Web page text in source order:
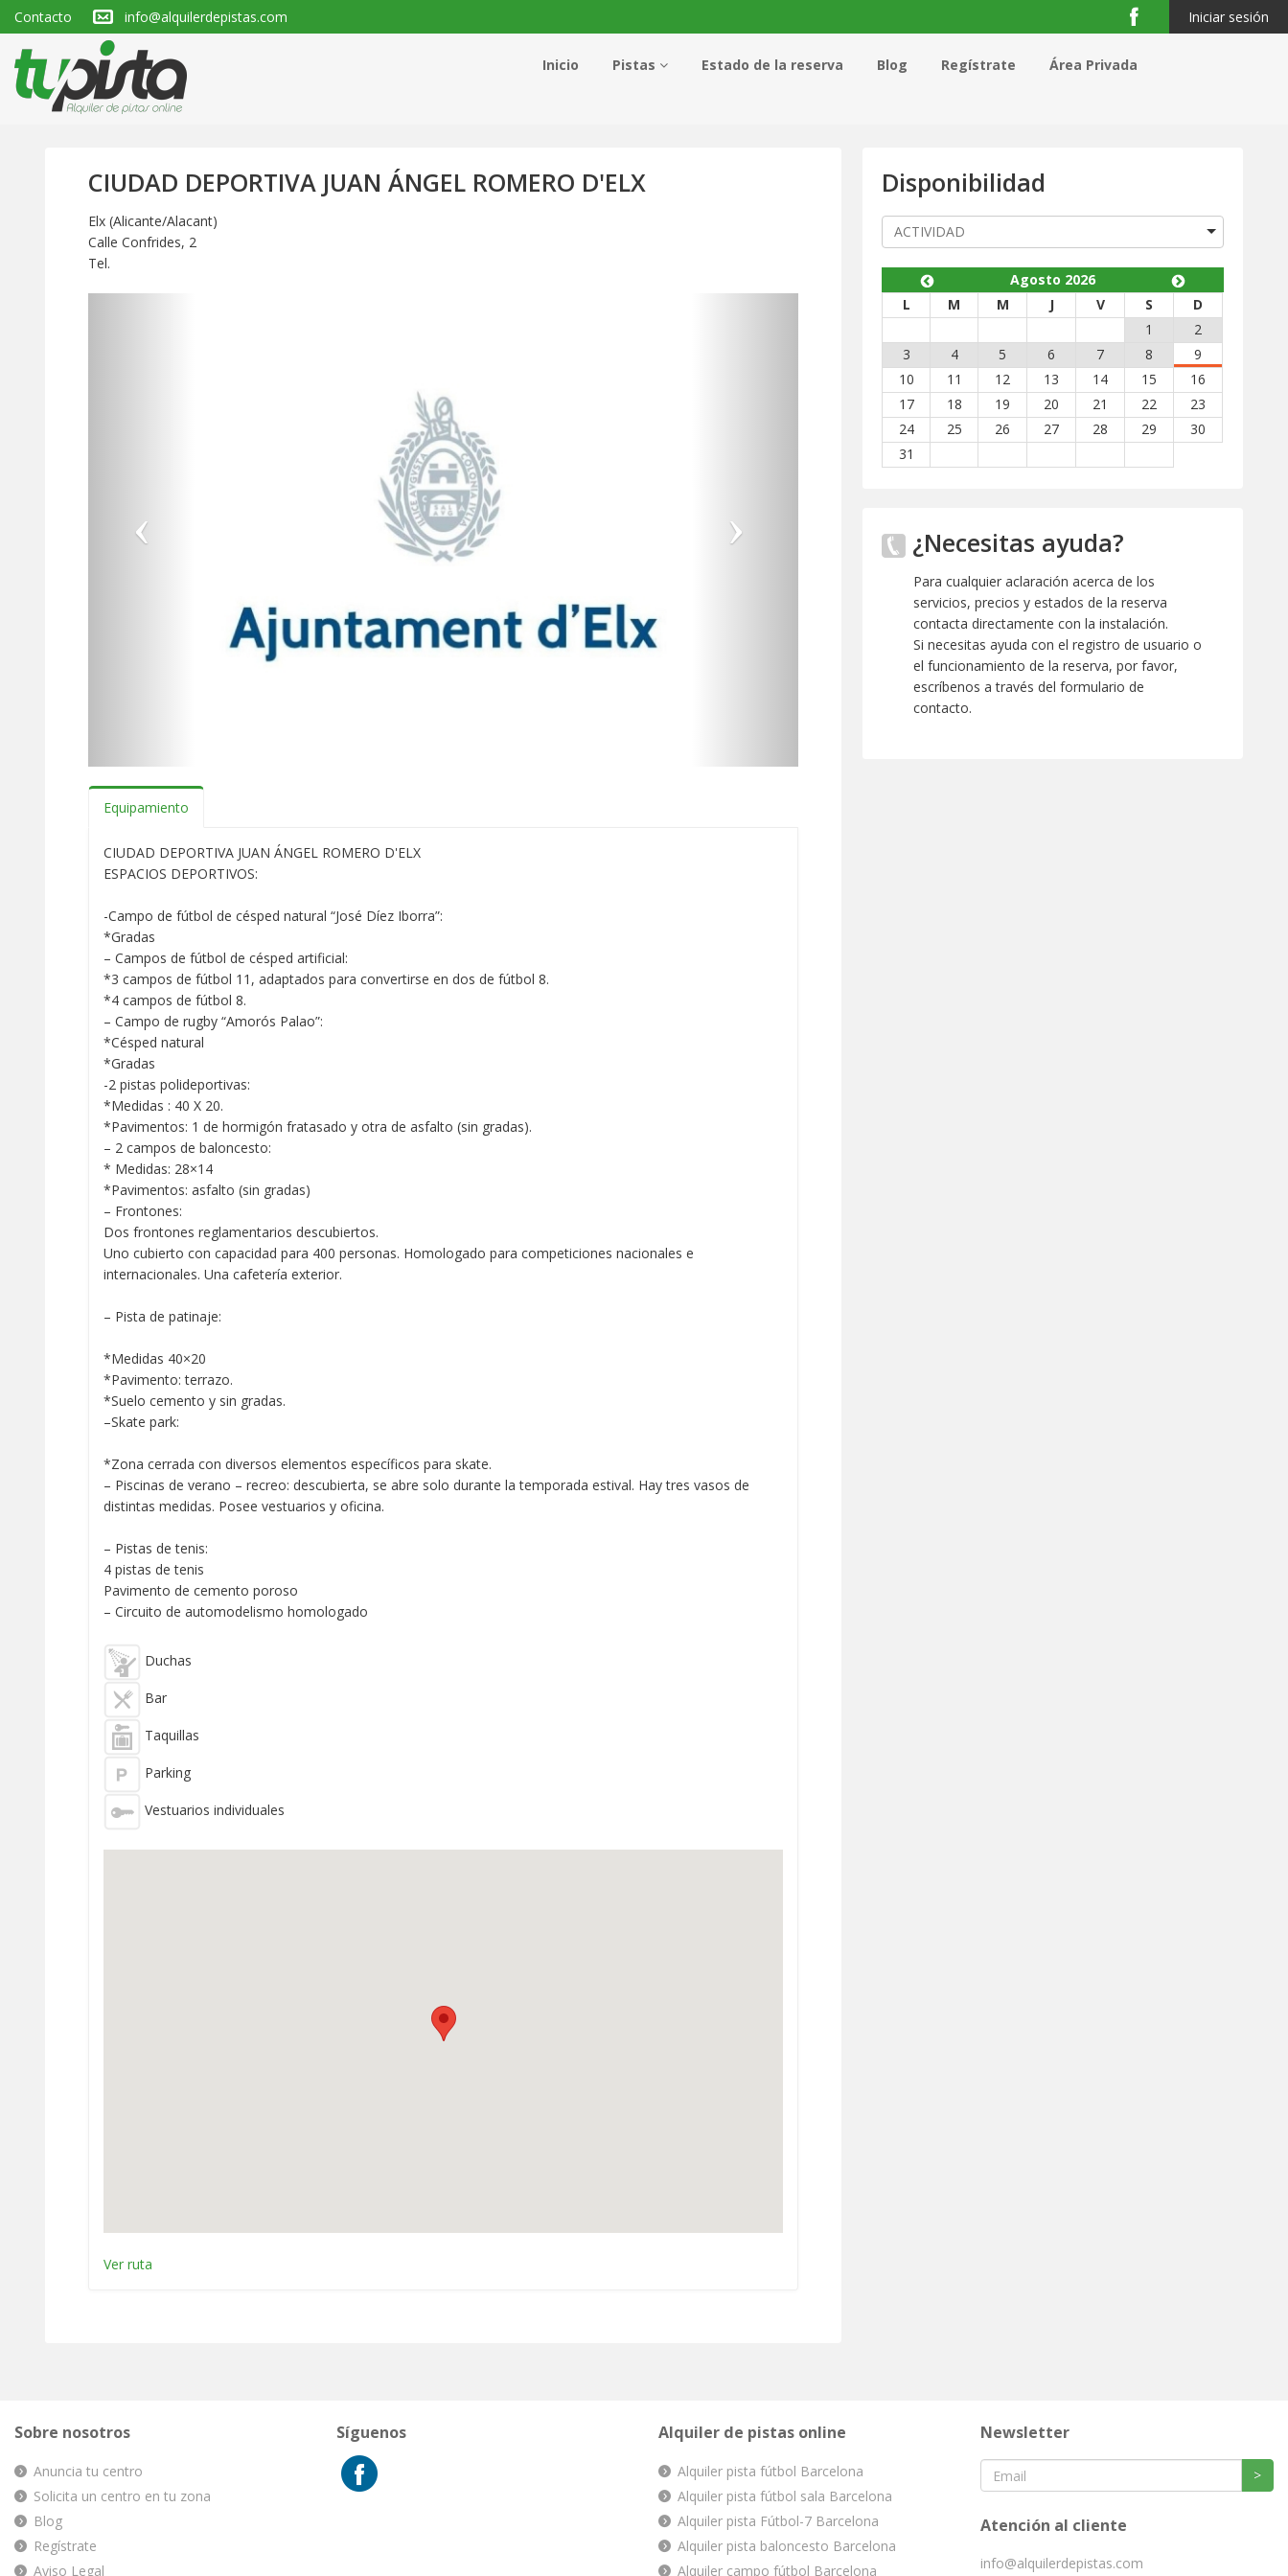
Contacto info@alquilerdepistas.com Iniciar sesión
Inicio Pistas Estado de la reserva Blog Regístrate Área Privada
CIUDAD DEPORTIVA JUAN ÁNGEL ROMERO D'ELX
Elx (Alicante/Alacant)
Calle Confrides, 2
Tel.
Equipamiento
CIUDAD DEPORTIVA JUAN ÁNGEL ROMERO D'ELX
ESPACIOS DEPORTIVOS:
-Campo de fútbol de césped natural “José Díez Iborra”:
*Gradas
– Campos de fútbol de césped artificial:
*3 campos de fútbol 11, adaptados para convertirse en dos de fútbol 8.
*4 campos de fútbol 8.
– Campo de rugby “Amorós Palao”:
*Césped natural
*Gradas
-2 pistas polideportivas:
*Medidas : 40 X 20.
*Pavimentos: 1 de hormigón fratasado y otra de asfalto (sin gradas).
– 2 campos de baloncesto:
* Medidas: 28×14
*Pavimentos: asfalto (sin gradas)
– Frontones:
Dos frontones reglamentarios descubiertos.
Uno cubierto con capacidad para 400 personas. Homologado para competiciones nacionales e
internacionales. Una cafetería exterior.
– Pista de patinaje:
*Medidas 40×20
*Pavimento: terrazo.
*Suelo cemento y sin gradas.
–Skate park:
*Zona cerrada con diversos elementos específicos para skate.
– Piscinas de verano – recreo: descubierta, se abre solo durante la temporada estival. Hay tres vasos de
distintas medidas. Posee vestuarios y oficina.
– Pistas de tenis:
4 pistas de tenis
Pavimento de cemento poroso
– Circuito de automodelismo homologado
Duchas
Bar
Taquillas
Parking
Vestuarios individuales
Ver ruta
Disponibilidad
Agosto 2026
L
M M J V S
D
1
2
3
4 5 6 7 8
9
10
11 12 13 14 15
16
17
18 19 20 21 22
23
24
25 26 27 28 29
30
31
¿Necesitas ayuda?
Para cualquier aclaración acerca de los
servicios, precios y estados de la reserva
contacta directamente con la instalación.
Si necesitas ayuda con el registro de usuario o
el funcionamiento de la reserva, por favor,
escríbenos a través del formulario de
contacto.
Sobre nosotros
Anuncia tu centro
Solicita un centro en tu zona
Blog
Regístrate
Aviso Legal
Síguenos Alquiler de pistas online
Alquiler pista fútbol Barcelona
Alquiler pista fútbol sala Barcelona
Alquiler pista Fútbol-7 Barcelona
Alquiler pista baloncesto Barcelona
Alquiler campo fútbol Barcelona
Newsletter
>
Atención al cliente
info@alquilerdepistas.com